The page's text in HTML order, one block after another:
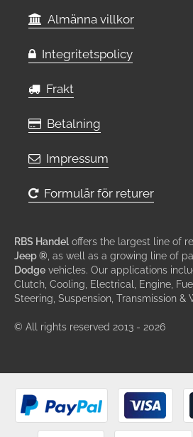
Almänna villkor
Integritetspolicy
Frakt
Betalning
Impressum
Formulär för returer
RBS Handel offers the largest line of
Jeep ® , as well as a growing line of
Dodge vehicles. Our applications
Clutch, Cooling, Electrical, Engine,
Steering, Suspension, Transmission &
© All rights reserved 2013 - 2026